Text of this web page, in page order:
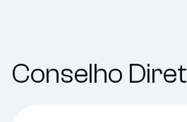
Conselho